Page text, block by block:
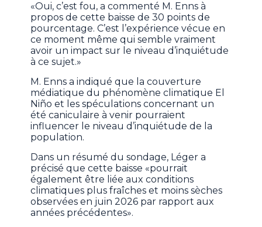
«Oui, c’est fou, a commenté M. Enns à
propos de cette baisse de 30 points de
pourcentage. C’est l’expérience vécue en
ce moment même qui semble vraiment
avoir un impact sur le niveau d’inquiétude
à ce sujet.»
M. Enns a indiqué que la couverture
médiatique du phénomène climatique El
Niño et les spéculations concernant un
été caniculaire à venir pourraient
influencer le niveau d’inquiétude de la
population.
Dans un résumé du sondage, Léger a
précisé que cette baisse «pourrait
également être liée aux conditions
climatiques plus fraîches et moins sèches
observées en juin 2026 par rapport aux
années précédentes».